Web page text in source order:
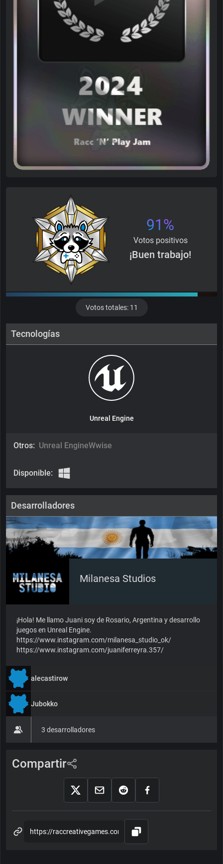
91%
Votos positivos
¡Buen trabajo!
Votos totales: 11
Tecnologías
Unreal Engine
Otros: Unreal EngineWwise
Disponible:
Desarrolladores
Milanesa Studios
¡Hola! Me llamo Juani soy de Rosario, Argentina y desarrollo
juegos en Unreal Engine.
https://www.instagram.com/milanesa_studio_ok/
https://www.instagram.com/juaniferreyra.357/
alecastirow
Jubokko
3 desarrolladores
Compartir